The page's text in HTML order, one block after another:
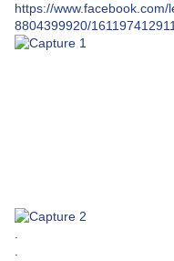
https://
8804399920/